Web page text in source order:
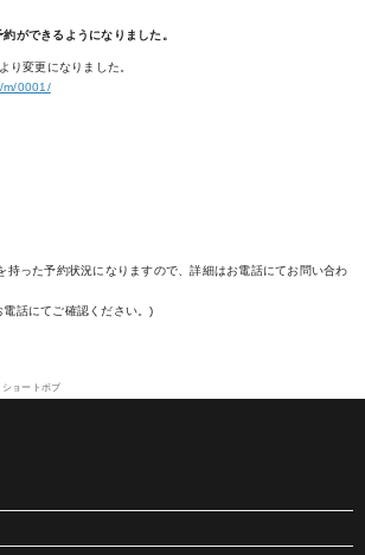
ができるようになりました。
変更になりました。
m/0001/
持った予約状況になりますので、詳細はお電話にてお問い合わ
話にてご確認ください。)
ショートボブ